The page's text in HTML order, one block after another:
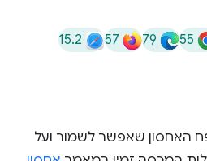
55
79
57
15.2
האחסון שאפשר לשמור ועל